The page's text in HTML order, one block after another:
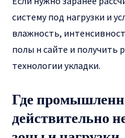
систему под нагрузки и
влажность,
полы н сайте и получить
технологии укладки.
Где
действительно